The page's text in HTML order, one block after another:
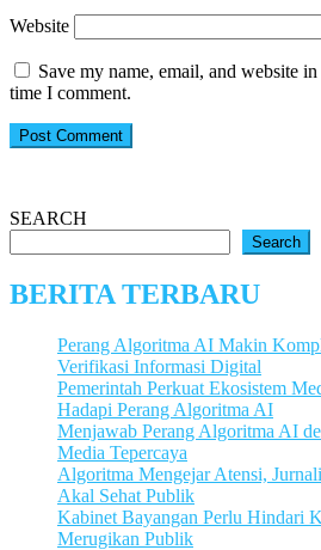
Website
Save my name, email, and website
time I comment.
SEARCH
Search
BERITA TERBARU
Perang Algoritma AI Makin
Verifikasi Informasi Digital
Pemerintah Perkuat Ekosistem
Hadapi Perang Algoritma AI
Menjawab Perang Algoritma AI
Media Tepercaya
Algoritma Mengejar Atensi,
Akal Sehat Publik
Kabinet Bayangan Perlu Hindari
Merugikan Publik